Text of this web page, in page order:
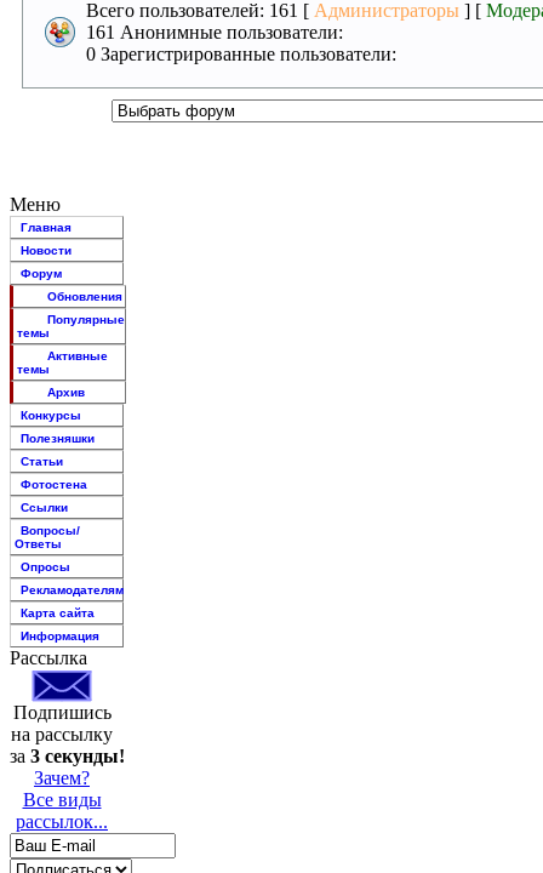
Всего пользователей: 161 [ Администраторы ] [
161 Анонимные пользователи:
0 Зарегистрированные пользователи:
Меню
Главная
Новости
Форум
Обновления
Популярные
темы
Активные
темы
Архив
Конкурсы
Полезняшки
Статьи
Фотостена
Ссылки
Вопросы/
Ответы
Опросы
Рекламодателям
Карта сайта
Информация
Рассылка
Подпишись
на рассылку
за 3 секунды!
Зачем?
Все виды
рассылок...